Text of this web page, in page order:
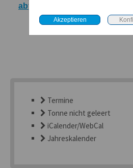
Termine
Tonne nicht geleert
iCalender/WebCal
Jahreskalender